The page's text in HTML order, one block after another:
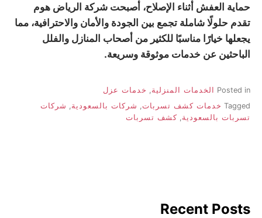
حماية العفش أثناء الإصلاح، أصبحت شركة الرياض هوم
تقدم حلولًا شاملة تجمع بين الجودة والأمان والاحترافية، مما
يجعلها خيارًا مناسبًا للكثير من أصحاب المنازل والفلل
الباحثين عن خدمات موثوقة وسريعة.
Posted in الخدمات المنزلية, خدمات عزل
Tagged خدمات كشف تسربات شركات بالسعودية
شركات
تسربات بالسعودية كشف تسربات
Recent Posts